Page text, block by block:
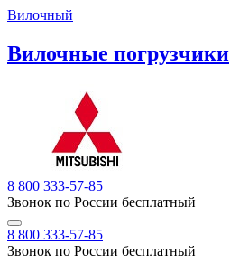
Вилочный
Вилочные погрузчики
8 800 333-57-85
Звонок по России бесплатный
8 800 333-57-85
Звонок по России бесплатный